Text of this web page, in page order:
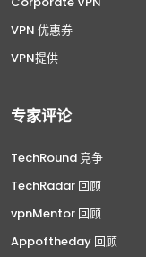
VPN 优惠券
VPN提供
专家评论
TechRound 竞争
TechRadar 回顾
vpnMentor 回顾
Appoftheday 回顾